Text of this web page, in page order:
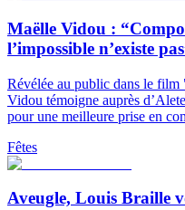
Maëlle Vidou :
l’impossible n’existe
Révélée au public dans le
Vidou témoigne auprès
pour une meilleure prise en
Fêtes
Aveugle, Louis Braille